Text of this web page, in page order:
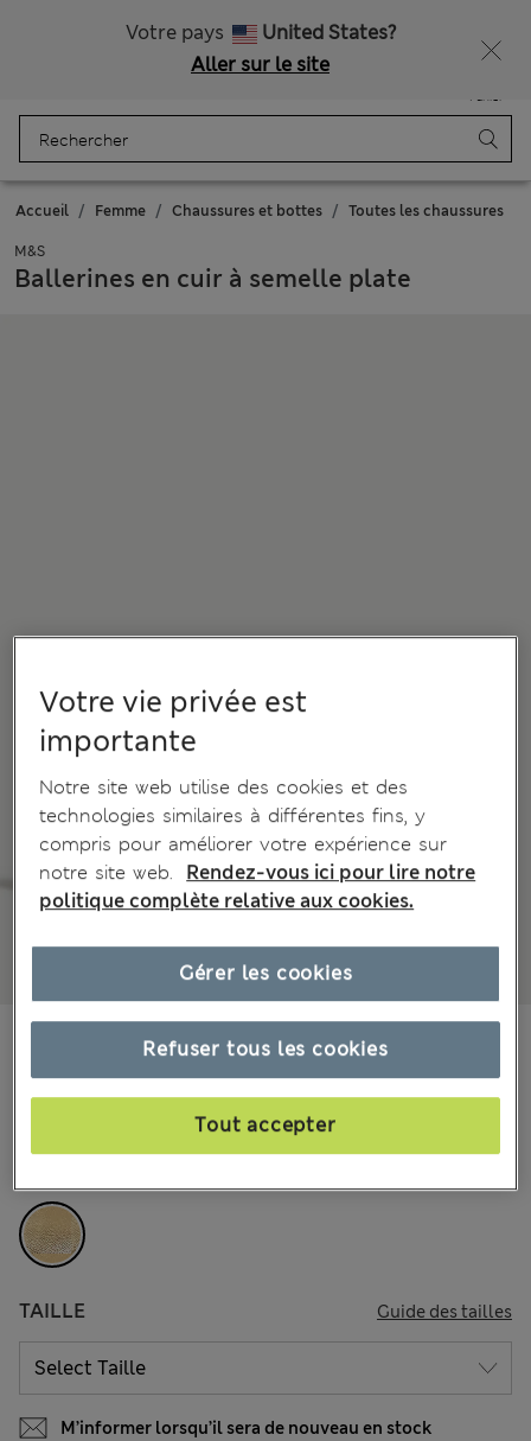
Votre pays
United States?
Aller sur le site
Panier
Accueil Femme Chaussures et bottes Toutes les chaussures
M&S
Ballerines en cuir à semelle plate
79 les commentaires reçus
Tous les prix incluent les taxes et les frais de douanes
COULEUR: Or
TAILLE Guide des tailles
M’informer lorsqu’il sera de nouveau en stock
Votre vie privée est
importante
Notre site web utilise des cookies et des
technologies similaires à différentes fins, y
compris pour améliorer votre expérience sur
notre site web.
Rendez-vous ici pour lire notre
politique complète relative aux cookies.
Refuser tous les cookies
Tout accepter
Gérer les cookies